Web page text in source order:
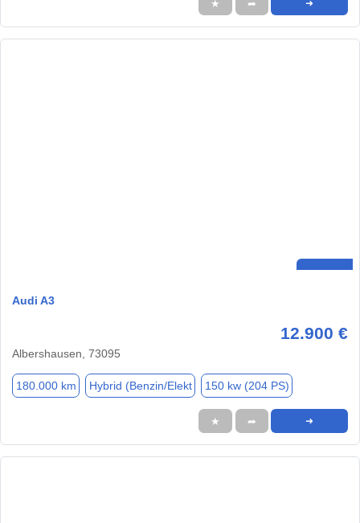
★ ➦ ➜
Audi A3
12.900 €
Albershausen, 73095
180.000 km Hybrid (Benzin/Elekt 150 kw (204 PS)
★ ➦ ➜